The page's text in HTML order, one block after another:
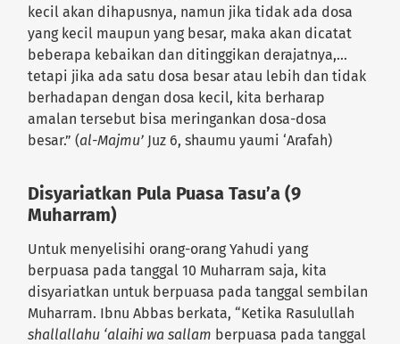
kecil akan dihapusnya, namun jika tidak ada dosa
yang kecil maupun yang besar, maka akan dicatat
beberapa kebaikan dan ditinggikan derajatnya,…
tetapi jika ada satu dosa besar atau lebih dan tidak
berhadapan dengan dosa kecil, kita berharap
amalan tersebut bisa meringankan dosa-dosa
besar.” (al-Majmu’ Juz 6, shaumu yaumi ‘Arafah)
Disyariatkan Pula Puasa Tasu’a (9
Muharram)
Untuk menyelisihi orang-orang Yahudi yang
berpuasa pada tanggal 10 Muharram saja, kita
disyariatkan untuk berpuasa pada tanggal sembilan
Muharram. Ibnu Abbas berkata, “Ketika Rasulullah
shallallahu ‘alaihi wa sallam berpuasa pada tanggal